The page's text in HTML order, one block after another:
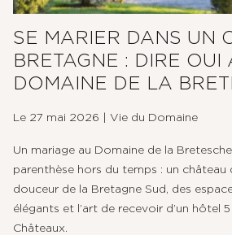
SE MARIER DANS UN
BRETAGNE : DIRE OUI
DOMAINE DE LA
Le 27 mai 2026 Vie du Domaine
Un mariage au Domaine de la
parenthèse hors du temps : un château
douceur de la Bretagne Sud, des
élégants et l’art de recevoir d’un hôtel
Châteaux.